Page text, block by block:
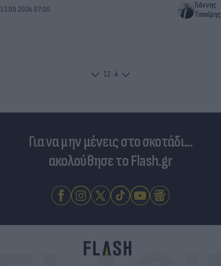
13.09.2024 07:00
Γιάννης
Τσακίρης
12...4
Για να μην μένεις στο σκοτάδι...
ακολούθησε το Flash.gr